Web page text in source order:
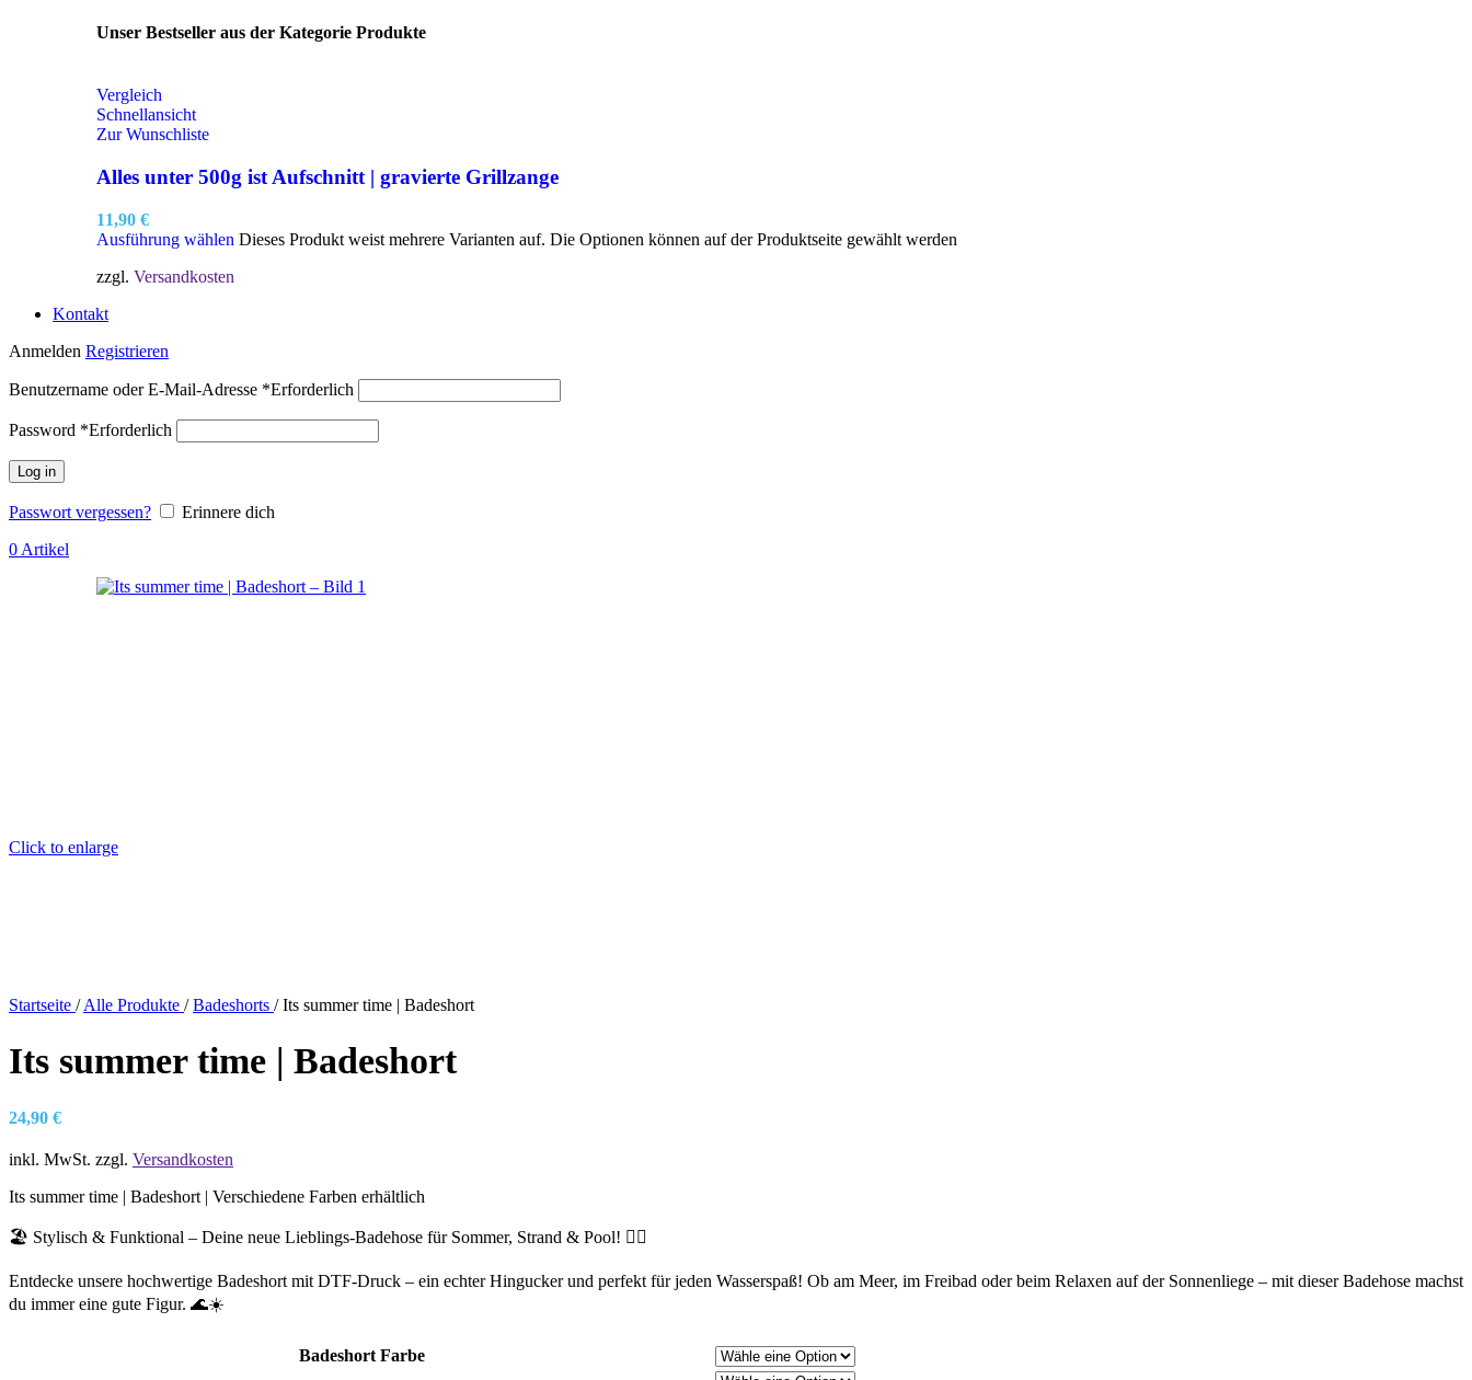
Unser Bestseller aus der Kategorie Produkte
Vergleich
Schnellansicht
Zur Wunschliste
Alles unter 500g ist Aufschnitt | gravierte Grillzange
11,90 €
Ausführung wählen Dieses Produkt weist mehrere Varianten auf. Die Optionen können auf der Produktseite gewählt werden
zzgl. Versandkosten
Kontakt
Anmelden Registrieren
Benutzername oder E-Mail-Adresse *Erforderlich
Password *Erforderlich
Log in
Passwort vergessen?
Erinnere dich
0 Artikel
Click to enlarge
Startseite / Alle Produkte / Badeshorts / Its summer time | Badeshort
Its summer time | Badeshort
24,90 €
inkl. MwSt. zzgl. Versandkosten
Its summer time | Badeshort | Verschiedene Farben erhältlich
🏖️ Stylisch & Funktional – Deine neue Lieblings-Badehose für Sommer, Strand & Pool! 🏊‍♂️
Entdecke unsere hochwertige Badeshort mit DTF-Druck – ein echter Hingucker und perfekt für jeden Wasserspaß! Ob am Meer, im Freibad oder beim Relaxen auf der Sonnenliege – mit dieser Badehose machst
du immer eine gute Figur. 🌊☀️
Badeshort Farbe